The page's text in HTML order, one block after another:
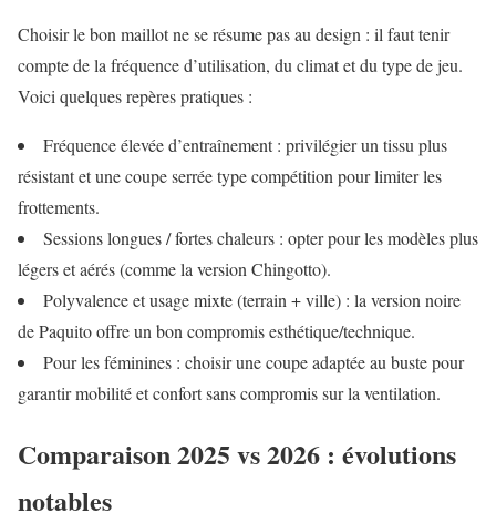
Choisir le bon maillot ne se résume pas au design : il faut tenir
compte de la fréquence d’utilisation, du climat et du type de jeu.
Voici quelques repères pratiques :
Fréquence élevée d’entraînement : privilégier un tissu plus
résistant et une coupe serrée type compétition pour limiter les
frottements.
Sessions longues / fortes chaleurs : opter pour les modèles plus
légers et aérés (comme la version Chingotto).
Polyvalence et usage mixte (terrain + ville) : la version noire
de Paquito offre un bon compromis esthétique/technique.
Pour les féminines : choisir une coupe adaptée au buste pour
garantir mobilité et confort sans compromis sur la ventilation.
Comparaison 2025 vs 2026 : évolutions
notables